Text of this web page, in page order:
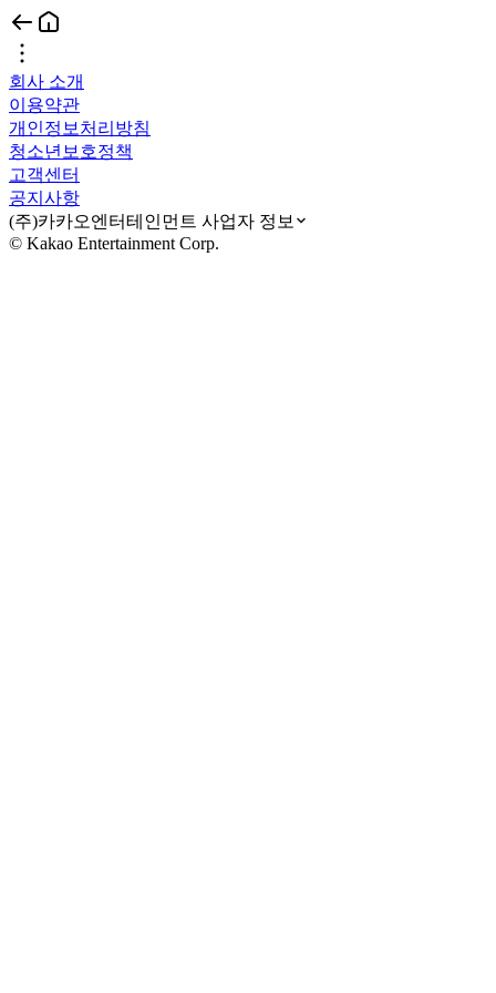
회사 소개
이용약관
개인정보처리방침
청소년보호정책
고객센터
공지사항
(주)카카오엔터테인먼트 사업자 정보
© Kakao Entertainment Corp.